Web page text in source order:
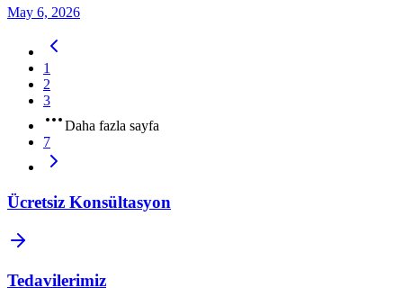
May 6, 2026
1
2
3
Daha fazla sayfa
7
Ücretsiz Konsültasyon
Tedavilerimiz